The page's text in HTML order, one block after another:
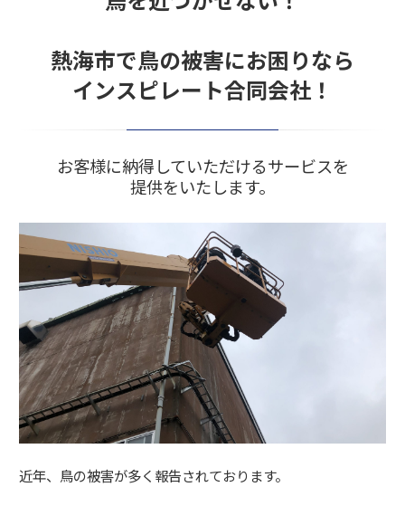
熱海市で鳥の被害にお困りなら
インスピレート合同会社！
お客様に納得していただけるサービスを
提供をいたします。
近年、鳥の被害が多く報告されております。